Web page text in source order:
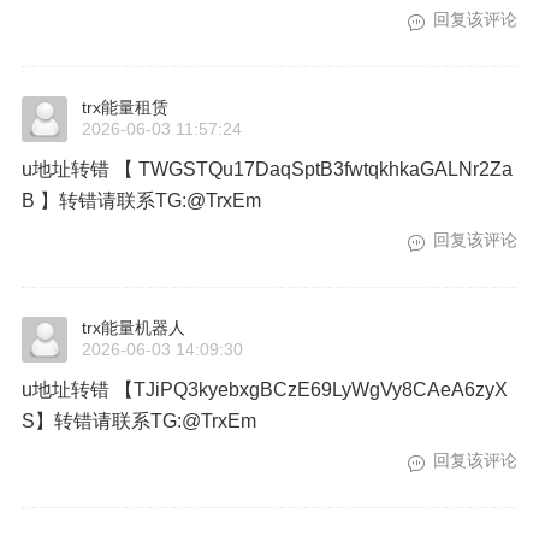
回复该评论
trx能量租赁
2026-06-03 11:57:24
u地址转错 【 TWGSTQu17DaqSptB3fwtqkhkaGALNr2Za
B 】转错请联系TG:@TrxEm
回复该评论
trx能量机器人
2026-06-03 14:09:30
u地址转错 【TJiPQ3kyebxgBCzE69LyWgVy8CAeA6zyX
S】转错请联系TG:@TrxEm
回复该评论